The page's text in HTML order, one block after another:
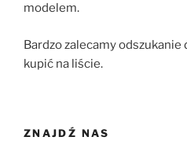
modelem.
Bardzo zalecamy
kupić na liście.
ZNAJDŹ NAS